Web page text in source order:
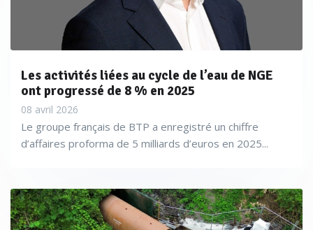
Les activités liées au cycle de l’eau de NGE
ont progressé de 8 % en 2025
08 avril 2026
Le groupe français de BTP a enregistré un chiffre
d’affaires proforma de 5 milliards d’euros en 2025...